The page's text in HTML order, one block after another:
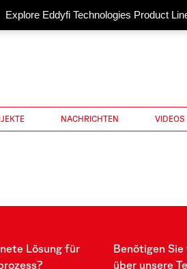
Explore Eddyfi Technologies Product
NACHRICHTEN VIDEOS
Lösung für
Benötigen
über unsere